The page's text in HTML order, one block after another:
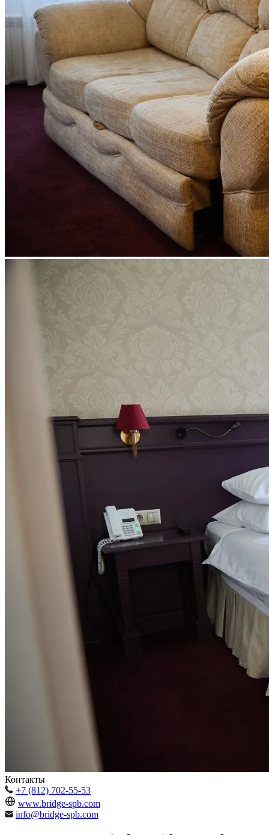
Контакты
+7 (812) 702-55-53
www.bridge-spb.com
info@bridge-spb.com